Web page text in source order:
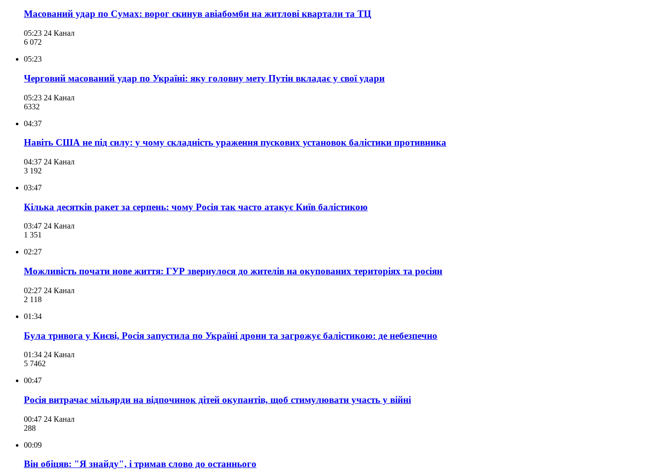
Масований удар по Сумах: ворог скинув авіабомби на житлові квартали та ТЦ
05:23 24 Канал
6 072
05:23
Черговий масований удар по Україні: яку головну мету Путін вкладає у свої удари
05:23 24 Канал
6332
04:37
Навіть США не під силу: у чому складність ураження пускових установок балістики противника
04:37 24 Канал
3 192
03:47
Кілька десятків ракет за серпень: чому Росія так часто атакує Київ балістикою
03:47 24 Канал
1 351
02:27
Можливість почати нове життя: ГУР звернулося до жителів на окупованих територіях та росіян
02:27 24 Канал
2 118
01:34
Була тривога у Києві, Росія запустила по Україні дрони та загрожує балістикою: де небезпечно
01:34 24 Канал
5 7462
00:47
Росія витрачає мільярди на відпочинок дітей окупантів, щоб стимулювати участь у війні
00:47 24 Канал
288
00:09
Він обіцяв: "Я знайду", і тримав слово до останнього